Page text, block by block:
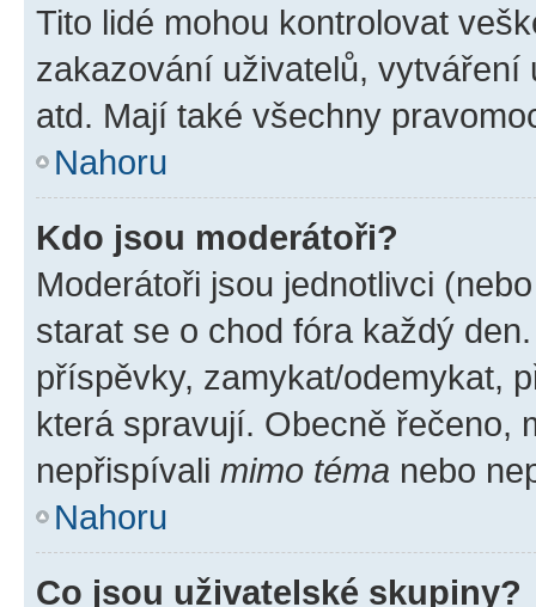
Tito lidé mohou kontrolovat
zakazování uživatelů,
atd. Mají také všechny
Nahoru
Kdo jsou moderátoři?
Moderátoři jsou jednotlivci
starat se o chod fóra každý
příspěvky, zamykat/odemykat,
která spravují. Obecně řečeno,
nepřispívali mimo téma nebo
Nahoru
Co jsou uživatelské skupiny?